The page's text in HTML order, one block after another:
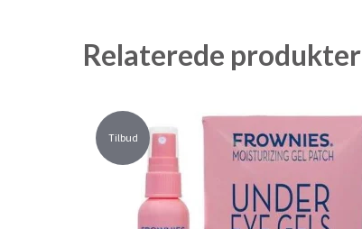
Relaterede produkter
Tilbud